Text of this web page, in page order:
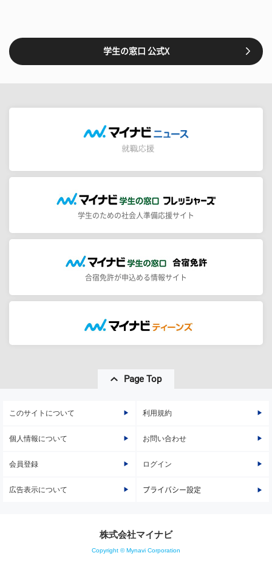
学生の窓口 公式X
学生のための社会人準備応援サイト
合宿免許が申込める情報サイト
Page Top
このサイトについて 利用規約
個人情報について お問い合わせ
会員登録 ログイン
広告表示について プライバシー設定
株式会社マイナビ
Copyright © Mynavi Corporation